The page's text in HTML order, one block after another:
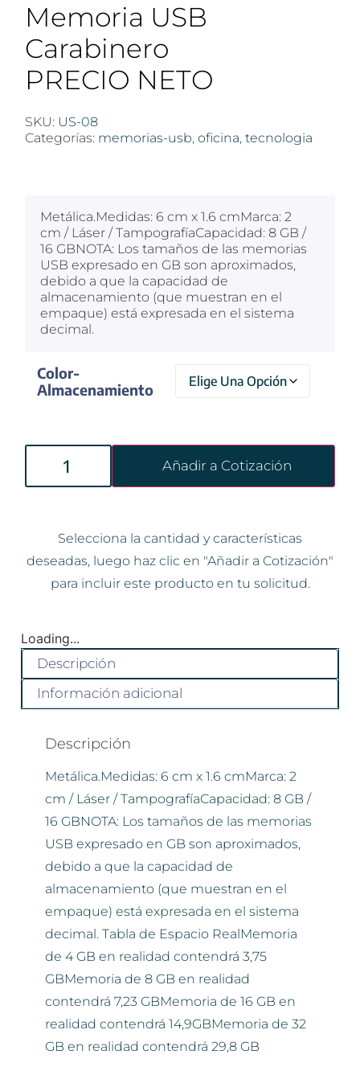
Memoria USB
Carabinero
PRECIO NETO
SKU: US-08
Categorías: memorias-usb, oficina, tecnologia
Metálica.Medidas: 6 cm x 1.6 cmMarca: 2
cm / Láser / TampografíaCapacidad: 8 GB /
16 GBNOTA: Los tamaños de las memorias
USB expresado en GB son aproximados,
debido a que la capacidad de
almacenamiento (que muestran en el
empaque) está expresada en el sistema
decimal.
Color-
Almacenamiento
Añadir a Cotización
Selecciona la cantidad y características
deseadas, luego haz clic en "Añadir a Cotización"
para incluir este producto en tu solicitud.
Loading...
Descripción
Información adicional
Descripción
Metálica.Medidas: 6 cm x 1.6 cmMarca: 2
cm / Láser / TampografíaCapacidad: 8 GB /
16 GBNOTA: Los tamaños de las memorias
USB expresado en GB son aproximados,
debido a que la capacidad de
almacenamiento (que muestran en el
empaque) está expresada en el sistema
decimal. Tabla de Espacio RealMemoria
de 4 GB en realidad contendrá 3,75
GBMemoria de 8 GB en realidad
contendrá 7,23 GBMemoria de 16 GB en
realidad contendrá 14,9GBMemoria de 32
GB en realidad contendrá 29,8 GB